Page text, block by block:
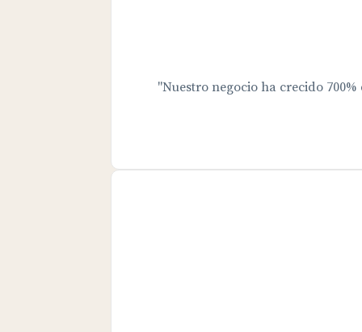
"Nuestro negocio ha crecido